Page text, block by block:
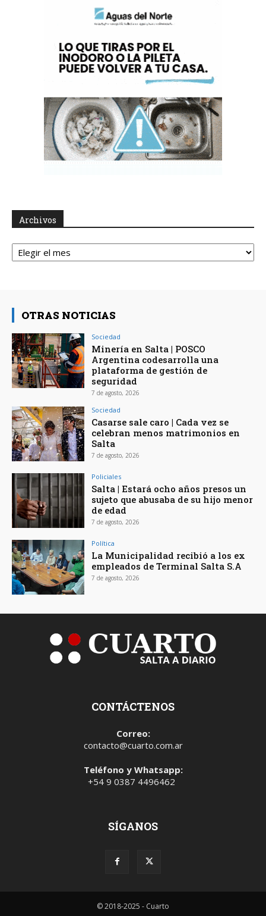
Archivos
Archivos
OTRAS NOTICIAS
Sociedad
Minería en Salta | POSCO
Argentina codesarrolla una
plataforma de gestión de
seguridad
7 de agosto, 2026
Sociedad
Casarse sale caro | Cada vez se
celebran menos matrimonios en
Salta
7 de agosto, 2026
Policiales
Salta | Estará ocho años presos un
sujeto que abusaba de su hijo menor
de edad
7 de agosto, 2026
Política
La Municipalidad recibió a los ex
empleados de Terminal Salta S.A
7 de agosto, 2026
CONTÁCTENOS
Correo:
contacto@cuarto.com.ar
Teléfono y Whatsapp:
+54 9 0387 4496462
SÍGANOS
© 2018-2025 - Cuarto